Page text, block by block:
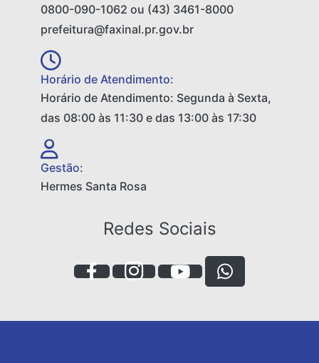
0800-090-1062 ou (43) 3461-8000
prefeitura@faxinal.pr.gov.br
Horário de Atendimento:
Horário de Atendimento: Segunda à Sexta,
das 08:00 às 11:30 e das 13:00 às 17:30
Gestão:
Hermes Santa Rosa
Redes Sociais